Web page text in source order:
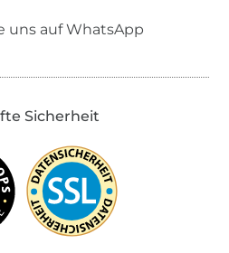
uns auf WhatsApp
Sicherheit